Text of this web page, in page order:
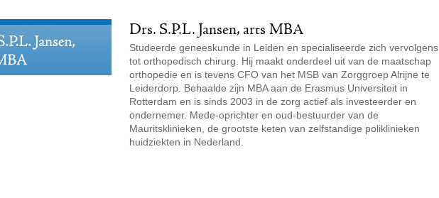
Drs. S.P.L. Jansen, arts MBA
Studeerde geneeskunde in Leiden en specialiseerde zich vervolgens
tot orthopedisch chirurg. Hij maakt onderdeel uit van de maatschap
orthopedie en is tevens CFO van het MSB van Zorggroep Alrijne te
Leiderdorp. Behaalde zijn MBA aan de Erasmus Universiteit in
Rotterdam en is sinds 2003 in de zorg actief als investeerder en
ondernemer. Mede-oprichter en oud-bestuurder van de
Mauritsklinieken, de grootste keten van zelfstandige poliklinieken
huidziekten in Nederland.